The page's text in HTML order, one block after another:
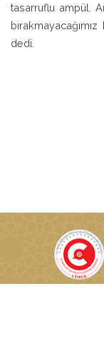
tasarruflu ampül.
dedi.